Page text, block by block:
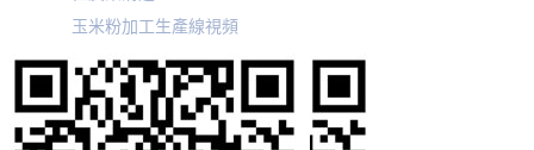
玉米粉加工生產線視頻